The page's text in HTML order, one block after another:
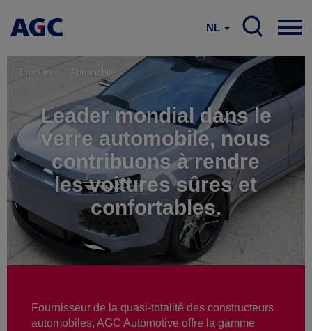
NL
Produits Automobile
Leader mondial dans le
verre automobile, nous
contribuons à rendre
les voitures sûres et
confortables.
Fournisseur de la quasi-totalité des constructeurs
automobiles, AGC Automotive offre la gamme